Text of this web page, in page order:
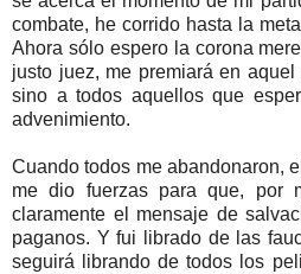
combate, he corrido hasta la
Ahora sólo espero la corona
justo juez, me premiará en
sino a todos aquellos que
advenimiento.
Cuando todos me abandonaron,
me dio fuerzas para que, por
claramente el mensaje de
paganos. Y fui librado de las
seguirá librando de todos los